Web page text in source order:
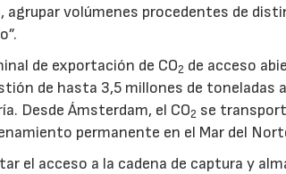
agrupar volúmenes procedentes de
de exportación de CO2 de acceso
de hasta 3,5 millones de toneladas
Desde Ámsterdam, el CO2 se
permanente en el Mar del
el acceso a la cadena de captura y